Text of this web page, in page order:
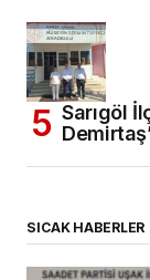
Sarıgöl
SICAK HABERLER